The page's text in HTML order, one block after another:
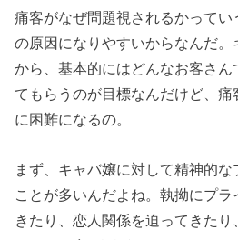
痛客がなぜ問題視されるかって
の原因になりやすいからなんだ
から、基本的にはどんなお客さん
てもらうのが目標なんだけど、痛
に困難になるの。
まず、キャバ嬢に対して精神的
ことが多いんだよね。執拗にプ
きたり、恋人関係を迫ってきた